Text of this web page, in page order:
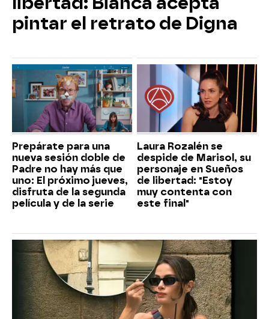
pintar el retrato de Digna
Prepárate para una
nueva sesión doble de
Padre no hay más que
uno: El próximo jueves,
disfruta de la segunda
película y de la serie
Laura Rozalén se
despide de Marisol, su
personaje en Sueños
de libertad: "Estoy
muy contenta con
este final"